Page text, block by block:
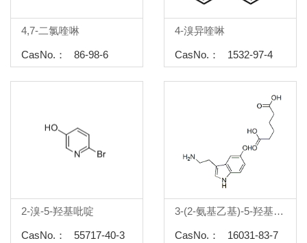
4,7-二氯喹啉
CasNo.： 86-98-6
4-溴异喹啉
CasNo.： 1532-97-4
2-溴-5-羟基吡啶
CasNo.： 55717-40-3
3-(2-氨基乙基)-5-羟基吲哚
CasNo.： 16031-83-7